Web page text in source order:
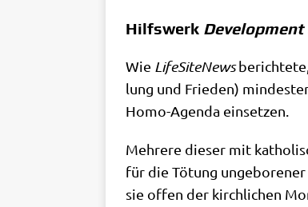
Hilfswerk Development
Wie Life­Si­teNews
lung und Frie­den)
Homo-Agen­da einsetzen.
Meh­re­re die­ser mit
für die Tötung
sie offen der kirch­li­chen